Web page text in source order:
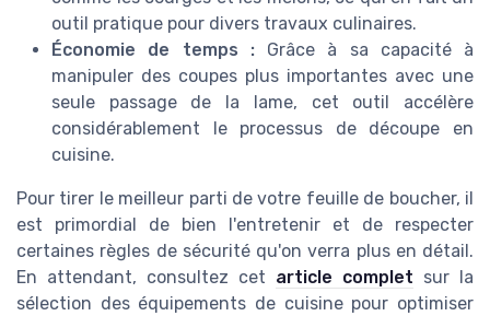
outil pratique pour divers travaux culinaires.
Économie de temps :Grâce à sa capacité à
manipuler des coupes plus importantes avec une
seule passage de la lame, cet outil accélère
considérablement le processus de découpe en
cuisine.
Pour tirer le meilleur parti de votre feuille de boucher, il
est primordial de bien l'entretenir et de respecter
certaines règles de sécurité qu'on verra plus en détail.
En attendant, consultez cet article complet sur la
sélection des équipements de cuisine pour optimiser